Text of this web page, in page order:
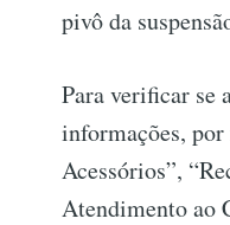
pivô da
Para verificar se
informações, por
Acessórios”,
Atendimento ao